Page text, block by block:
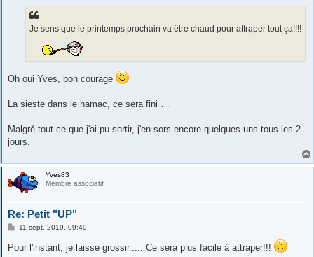
Je sens que le printemps prochain va être chaud pour attraper tout ça!!!!
Oh oui Yves, bon courage
La sieste dans le hamac, ce sera fini …
Malgré tout ce que j'ai pu sortir, j'en sors encore quelques uns tous les 2
jours.
Yves83
Membre associatif
Re: Petit "UP"
M
s
11 sept. 2019, 09:49
Pour l'instant, je laisse grossir..... Ce sera plus facile à attraper!!!